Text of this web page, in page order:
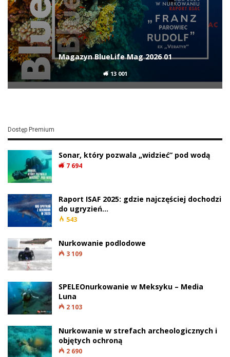
Magazyn BlueLife Mag 2026 01
13 001
Dostęp Premium
Sonar, który pozwala „widzieć” pod wodą
7 694
Raport ISAF 2025: gdzie najczęściej dochodzi
do ugryzień…
543
Nurkowanie podlodowe
3 109
SPELEOnurkowanie w Meksyku – Media
Luna
2 103
Nurkowanie w strefach archeologicznych i
objętych ochroną
2 690